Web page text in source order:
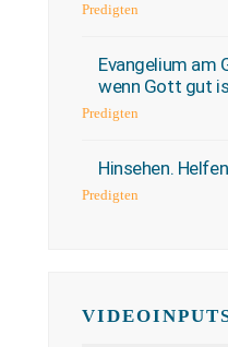
Predigten
Evangelium am
wenn Gott gut
Predigten
Hinsehen.
Predigten